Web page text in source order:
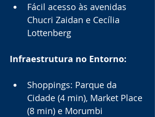
Fácil acesso às avenidas
Chucri Zaidan e Cecília
Lottenberg
Infraestrutura no Entorno:
Shoppings: Parque da
Cidade (4 min), Market Place
(8 min) e Morumbi